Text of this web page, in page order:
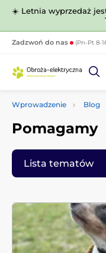
☀️ Letnia wyprzedaż
Zadzwoń do nas (Pn-Pt 8-
Wprowadzenie Blog
Pomagamy
Lista tematów